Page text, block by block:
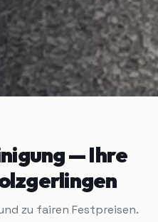
— Ihre
zu fairen Festpreisen.